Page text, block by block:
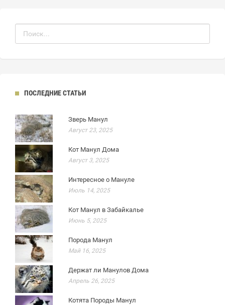
ПОСЛЕДНИЕ СТАТЬИ
Зверь Манул
Август 23, 2025
Кот Манул Дома
Август 3, 2025
Интересное о Мануле
Июль 14, 2025
Кот Манул в Забайкалье
Июнь 5, 2025
Порода Манул
Май 16, 2025
Держат ли Манулов Дома
Апрель 26, 2025
Котята Породы Манул